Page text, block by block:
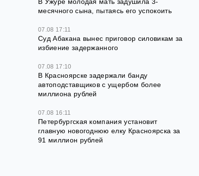
В Ужуре молодая мать задушила 3-
месячного сына, пытаясь его успокоить
07.08 17:11
Суд Абакана вынес приговор силовикам за
избиение задержанного
07.08 17:10
В Красноярске задержали банду
автоподставщиков с ущербом более
миллиона рублей
07.08 16:11
Петербургская компания установит
главную новогоднюю елку Красноярска за
91 миллион рублей